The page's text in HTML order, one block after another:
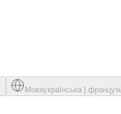
Моваукраїнська